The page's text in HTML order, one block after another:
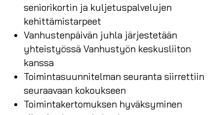
seniorikortin ja kuljetuspalvelujen
kehittämistarpeet
Vanhustenpäivän juhla järjestetään
yhteistyössä Vanhustyön keskusliiton
kanssa
Toimintasuunnitelman seuranta siirrettiin
seuraavaan kokoukseen
Toimintakertomuksen hyväksyminen